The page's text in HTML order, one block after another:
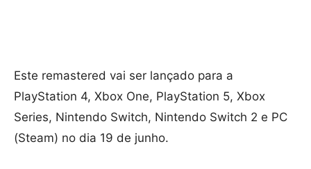
Este remastered vai ser lançado para a
PlayStation 4, Xbox One, PlayStation 5, Xbox
Series, Nintendo Switch, Nintendo Switch 2 e PC
(Steam) no dia 19 de junho.